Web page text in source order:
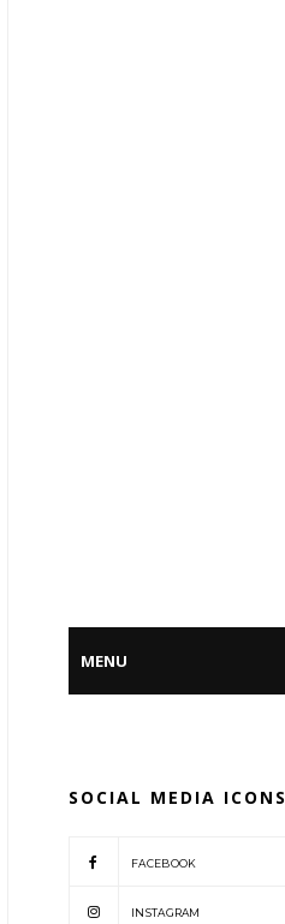
SOCIAL MEDIA ICONS
FACEBOOK
INSTAGRAM